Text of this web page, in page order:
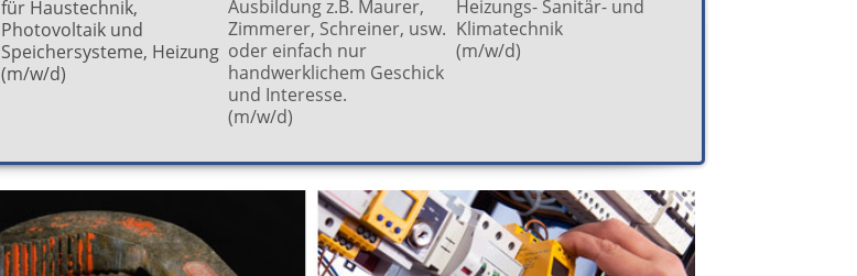
für Haustechnik,
Photovoltaik und
Speichersysteme, Heizung
(m/w/d)
Ausbildung z.B. Maurer,
Zimmerer, Schreiner, usw.
oder einfach nur
handwerklichem Geschick
und Interesse.
(m/w/d)
Heizungs- Sanitär- und
Klimatechnik
(m/w/d)